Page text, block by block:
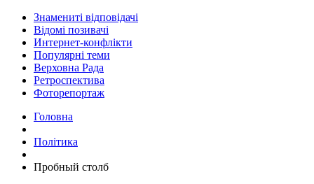
Знамениті відповідачі
Відомі позивачі
Интернет-конфлікти
Популярні теми
Верховна Рада
Ретроспектива
Фоторепортаж
Головна
Політика
​Пробный столб